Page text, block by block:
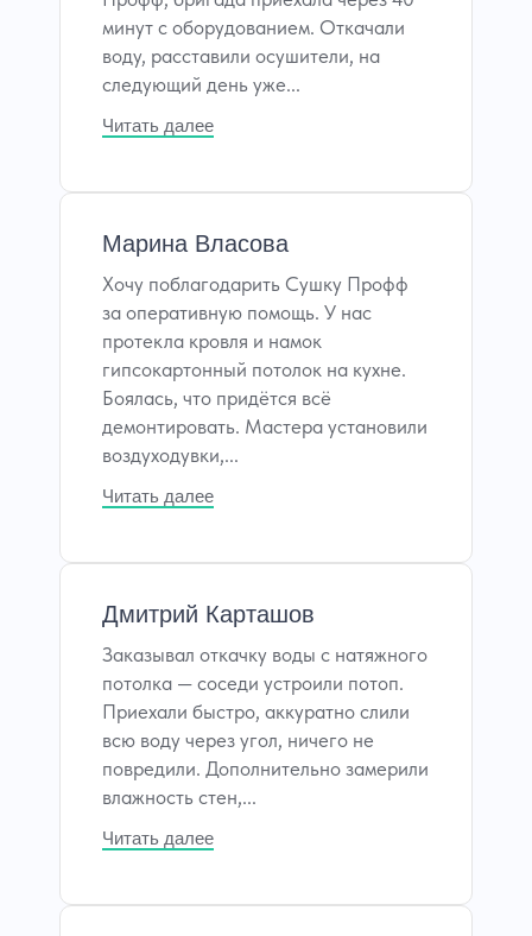
минут с оборудованием. Откачали
воду, расставили осушители, на
следующий день уже...
Читать далее
Марина Власова
Хочу поблагодарить Сушку Профф
за оперативную помощь. У нас
протекла кровля и намок
гипсокартонный потолок на кухне.
Боялась, что придётся всё
демонтировать. Мастера установили
воздуходувки,...
Читать далее
Дмитрий Карташов
Заказывал откачку воды с натяжного
потолка — соседи устроили потоп.
Приехали быстро, аккуратно слили
всю воду через угол, ничего не
повредили. Дополнительно замерили
влажность стен,...
Читать далее